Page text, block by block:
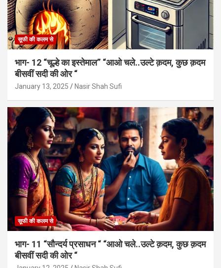
सूफी की कलम से
भाग- 12 “चूल्हे का इस्तेमाल” “आओ चले..उल्टे क़दम, कुछ क़दम
बीसवीं सदी की ओर “
January 13, 2025 Nasir Shah Sufi
सूफी की कलम से
भाग- 11 “सौन्दर्य प्रसाधन “ “आओ चले..उल्टे क़दम, कुछ क़दम
बीसवीं सदी की ओर “